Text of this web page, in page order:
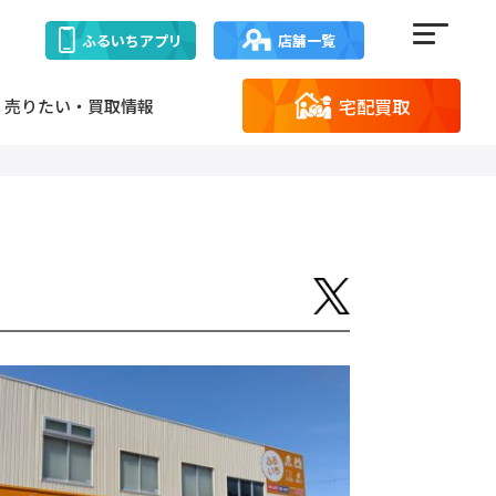
ふるいちアプリ 店舗一覧
売りたい・買取情報 宅配買取